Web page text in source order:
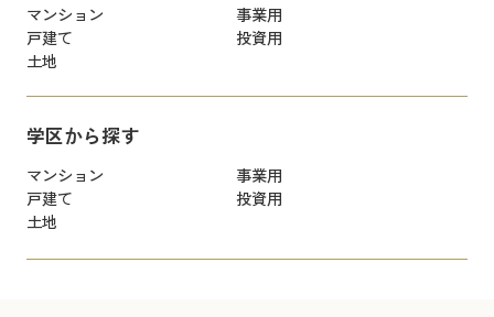
マンション
事業用
戸建て
投資用
土地
学区から探す
マンション
事業用
戸建て
投資用
土地